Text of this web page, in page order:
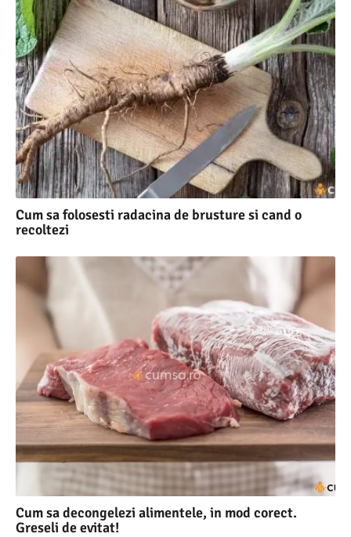
Cum sa folosesti radacina de brusture si cand o
recoltezi
Cum sa decongelezi alimentele, in mod corect.
Greseli de evitat!